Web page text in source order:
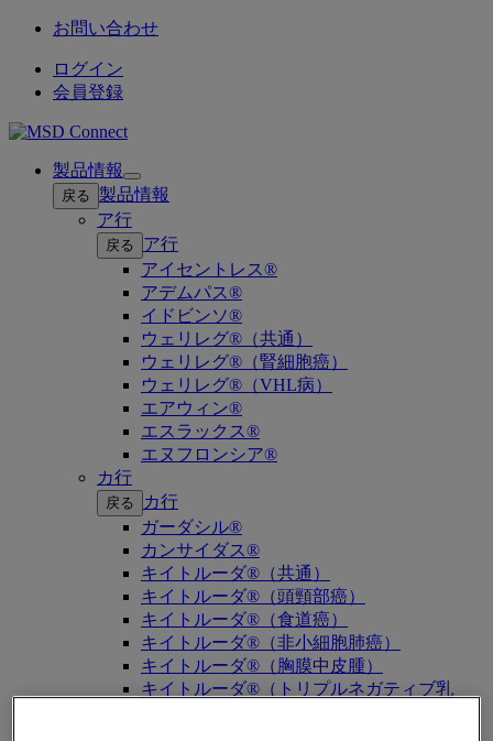
お問い合わせ
ログイン
会員登録
製品情報
Open
submenu
戻る 製品情報
ア行
戻る
ア行
アイセントレス®
アデムパス®
イドビンソ®
ウェリレグ®（共通）
ウェリレグ®（腎細胞癌）
ウェリレグ®（VHL病）
エアウィン®
エスラックス®
エヌフロンシア®
カ行
戻る
カ行
ガーダシル®
カンサイダス®
キイトルーダ®（共通）
キイトルーダ®（頭頸部癌）
キイトルーダ®（食道癌）
キイトルーダ®（非小細胞肺癌）
キイトルーダ®（胸膜中皮腫）
キイトルーダ®（トリプルネガティブ乳